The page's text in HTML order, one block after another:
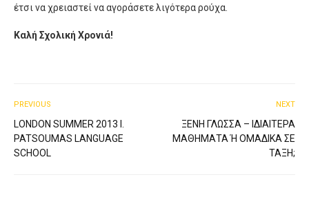
έτσι να χρειαστεί να αγοράσετε λιγότερα ρούχα.
Καλή Σχολική Χρονιά!
PREVIOUS
LONDON SUMMER 2013 I.
PATSOUMAS LANGUAGE
SCHOOL
NEXT
ΞΈΝΗ ΓΛΏΣΣΑ – ΙΔΙΑΊΤΕΡΑ
ΜΑΘΉΜΑΤΑ Ή ΟΜΑΔΙΚΆ ΣΕ Τ
ΆΞΗ;